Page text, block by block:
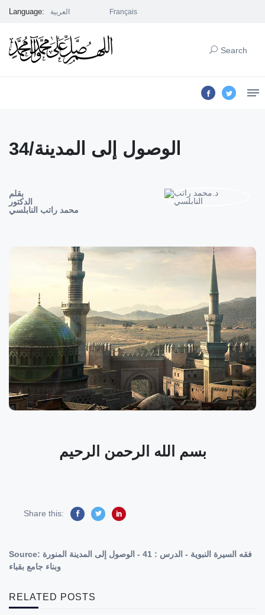
Language: العربية Français
Search
34/الوصول إلى المدينة
بقلم
الدكتور
محمد راتب النابلسي
بسم الله الرحمن الرحيم
Share this:
Source: فقه السيرة النبوية - الدرس : 41 - الوصول إلى المدينة المنورة
وبناء جامع بقباء
RELATED POSTS